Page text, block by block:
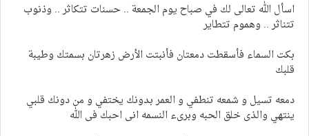
اسأل الله تعالى لك في صباح يوم الجمعة .. حسنات تتكاثر .. وذنوب
تتناثر .. وهموم تتطاير
بكت السماء فأسقطت دمعتان فأنبتت الأرض زهرتان بسمتك وطيبة
قلبك
دمعه تسيل و شمعه تنطفي و العمر بدونك يختفي و من دونك قلبي
ينتهي والذى خلق الحبه وبرىء النسمه انى احبك فى الله